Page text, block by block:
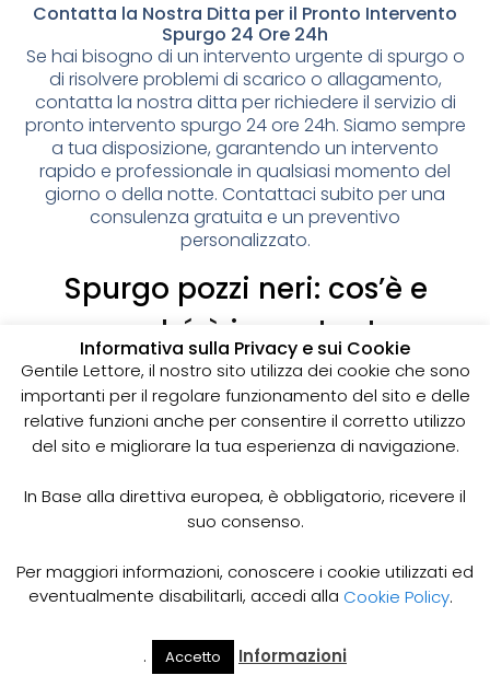
Contatta la Nostra Ditta per il Pronto Intervento
Spurgo 24 Ore 24h
Se hai bisogno di un intervento urgente di spurgo o
di risolvere problemi di scarico o allagamento,
contatta la nostra ditta per richiedere il servizio di
pronto intervento spurgo 24 ore 24h. Siamo sempre
a tua disposizione, garantendo un intervento
rapido e professionale in qualsiasi momento del
giorno o della notte. Contattaci subito per una
consulenza gratuita e un preventivo
personalizzato.
Spurgo pozzi neri: cos’è e
perché è importante
I pozzi neri sono delle strutture sotterranee utilizzate
per la raccolta delle acque reflue domestiche,
soprattutto in zone dove non è disponibile un
sistema di smaltimento delle acque fognarie. Lo
spurgo dei pozzi neri è un’operazione essenziale
e prevenire il rischio di allagamenti, cattivi odori e
infezioni.
Come funziona lo spurgo dei pozzi neri
Lo spurgo dei pozzi neri viene effettuato mediante
specifiche, in grado di aspirare e rimuovere le
acque reflue e i sedimenti accumulati all’interno del
Cerca Il Mio
Informativa sulla Privacy e sui Cookie
Gentile Lettore, il nostro sito utilizza dei cookie che sono
importanti per il regolare funzionamento del sito e delle
relative funzioni anche per consentire il corretto utilizzo
del sito e migliorare la tua esperienza di navigazione.
In Base alla direttiva europea, è obbligatorio, ricevere il
suo consenso.
Per maggiori informazioni, conoscere i cookie utilizzati ed
eventualmente disabilitarli, accedi alla Cookie Policy.
. Accetto Informazioni